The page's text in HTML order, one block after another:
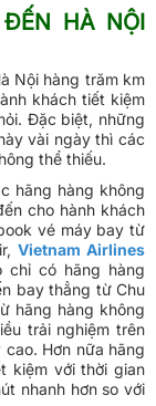
HÀ NỘI
Nội hàng trăm km
khách tiết kiệm
Đặc biệt, những
vài ngày thì các
thể thiếu.
hãng hàng không
cho hành khách
vé máy bay từ
Vietnam Airlines
chỉ có hãng hàng
bay thẳng từ Chu
hãng hàng không
trải nghiệm trên
Hơn nữa hãng
kiệm với thời gian
nhanh hơn so với